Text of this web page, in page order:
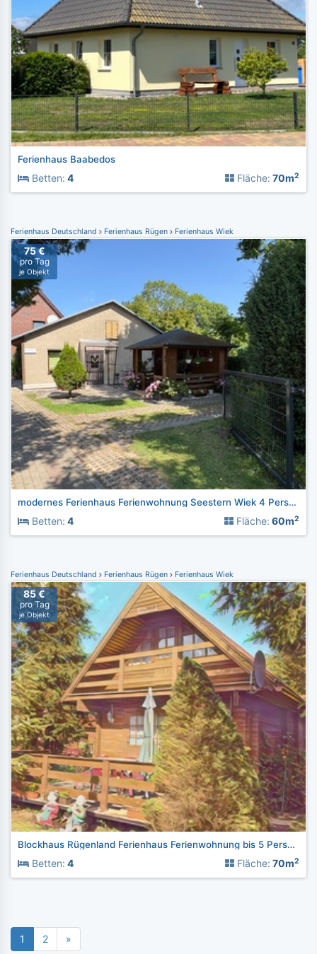
Ferienhaus Baabedos
Betten: 4 Fläche: 70m2
Ferienhaus Deutschland Ferienhaus Rügen Ferienhaus Wiek
75 €
pro Tag
je Objekt
modernes Ferienhaus Ferienwohnung Seestern Wiek 4 Personen
Betten: 4 Fläche: 60m2
Ferienhaus Deutschland Ferienhaus Rügen Ferienhaus Wiek
85 €
pro Tag
je Objekt
Blockhaus Rügenland Ferienhaus Ferienwohnung bis 5 Personen
Betten: 4 Fläche: 70m2
1 2 »